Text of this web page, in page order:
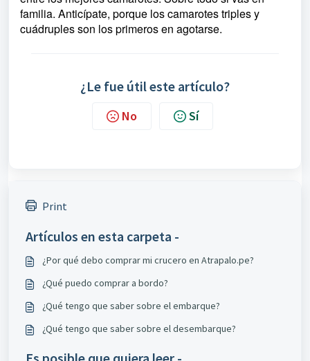
familia. Anticípate, porque los camarotes triples y
cuádruples son los primeros en agotarse.
¿Le fue útil este artículo?
No Sí
Print
Artículos en esta carpeta -
¿Por qué debo comprar mi crucero en Atrapalo.pe?
¿Qué puedo comprar a bordo?
¿Qué tengo que saber sobre el embarque?
¿Qué tengo que saber sobre el desembarque?